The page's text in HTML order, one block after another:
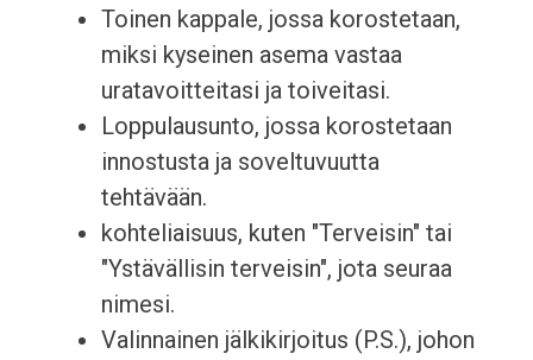
Toinen kappale, jossa korostetaan,
miksi kyseinen asema vastaa
uratavoitteitasi ja toiveitasi.
Loppulausunto, jossa korostetaan
innostusta ja soveltuvuutta
tehtävään.
kohteliaisuus, kuten "Terveisin" tai
"Ystävällisin terveisin", jota seuraa
nimesi.
Valinnainen jälkikirjoitus (P.S.), johon